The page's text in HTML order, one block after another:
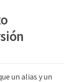
un alias y un